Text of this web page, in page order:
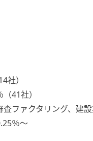
社）
41社）
ファクタリング、建
％～